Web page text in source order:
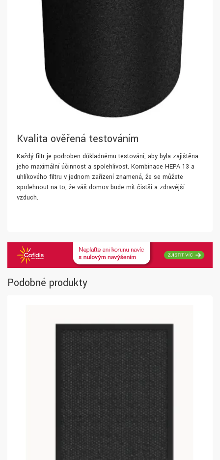
Kvalita ověřená testováním
Každý filtr je podroben důkladnému testování, aby byla zajištěna
jeho maximální účinnost a spolehlivost. Kombinace HEPA 13 a
uhlíkového filtru v jednom zařízení znamená, že se můžete
spolehnout na to, že váš domov bude mít čistší a zdravější
vzduch.
Podobné produkty